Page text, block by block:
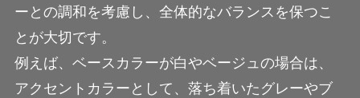
ーとの調和を考慮し、全体的なバランスを保つこ
とが大切です。
例えば、ベースカラーが白やベージュの場合は、
アクセントカラーとして、落ち着いたグレーやブ